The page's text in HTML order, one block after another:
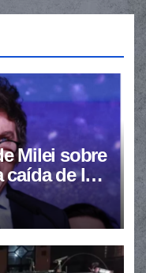
Milei sobre
de las